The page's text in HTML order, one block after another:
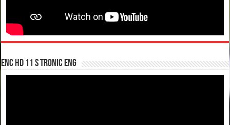
enc hd 11 S tronic ENG